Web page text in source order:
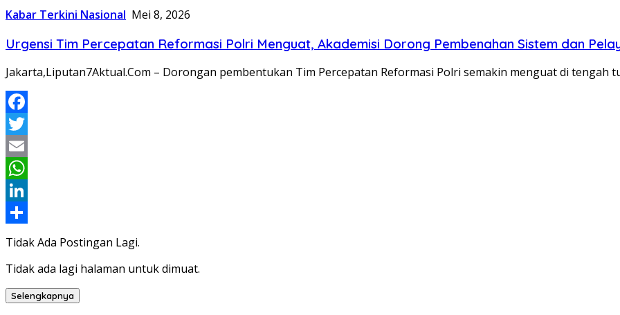
Kabar Terkini Nasional Mei 8, 2026
Urgensi Tim Percepatan Reformasi Polri Menguat, Akademisi Dorong Pembenahan Sistem dan
Jakarta,Liputan7Aktual.Com – Dorongan pembentukan Tim Percepatan Reformasi Polri semakin menguat di tengah
Facebook
Twitter
Email
WhatsApp
LinkedIn
Share
Tidak Ada Postingan Lagi.
Tidak ada lagi halaman untuk dimuat.
Selengkapnya